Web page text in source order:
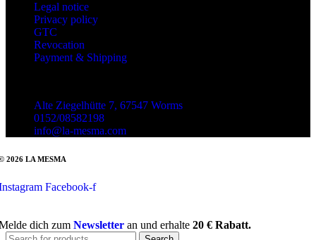
Legal notice
Privacy policy
GTC
Revocation
Payment & Shipping
Alte Ziegelhütte 7, 67547 Worms
0152/08582198
info@la-mesma.com
2026 LA MESMA
Facebook-f
dich zum Newsletter an und erhalte 20 € Rabatt.